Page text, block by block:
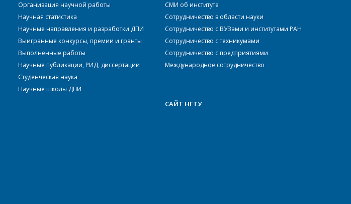
Организация научной работы
Научная статистика
Научные направления и разработки ДПИ
Выигранные конкурсы, премии и гранты
Выполненные работы
Научные публикации, РИД, диссертации
Студенческая наука
Научные школы ДПИ
СМИ об институте
Сотрудничество в области науки
Сотрудничество с ВУЗами и институтами РАН
Сотрудничество с техникумами
Сотрудничество с предприятиями
Международное сотрудничество
САЙТ НГТУ